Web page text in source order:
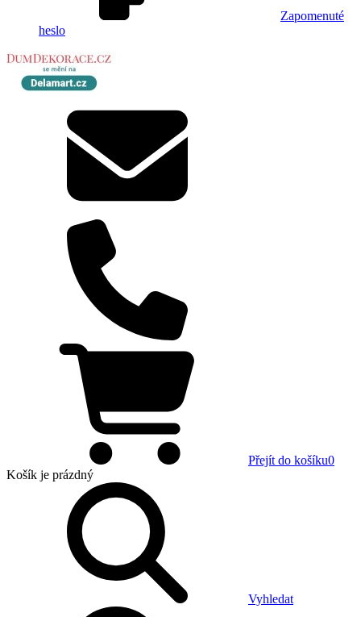
Zapomenuté
heslo
Přejít do košíku0
Košík je prázdný
Vyhledat